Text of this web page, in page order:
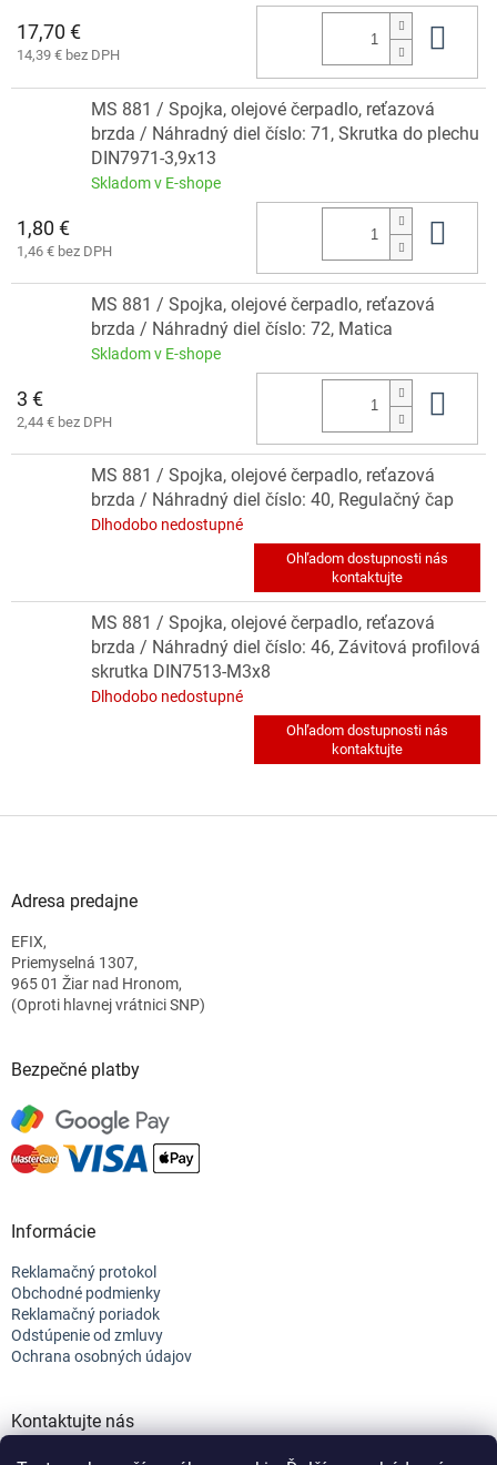
17,70 €
14,39 € bez DPH
MS 881 / Spojka, olejové čerpadlo, reťazová
brzda / Náhradný diel číslo: 71, Skrutka do plechu
DIN7971-3,9x13
Skladom v E-shope
1,80 €
1,46 € bez DPH
MS 881 / Spojka, olejové čerpadlo, reťazová
brzda / Náhradný diel číslo: 72, Matica
Skladom v E-shope
3 €
2,44 € bez DPH
MS 881 / Spojka, olejové čerpadlo, reťazová
brzda / Náhradný diel číslo: 40, Regulačný čap
Dlhodobo nedostupné
MS 881 / Spojka, olejové čerpadlo, reťazová
brzda / Náhradný diel číslo: 46, Závitová profilová
skrutka DIN7513-M3x8
Dlhodobo nedostupné
Adresa predajne
EFIX,
Priemyselná 1307,
965 01 Žiar nad Hronom,
(Oproti hlavnej vrátnici SNP)
Bezpečné platby
Informácie
Reklamačný protokol
Obchodné podmienky
Reklamačný poriadok
Odstúpenie od zmluvy
Ochrana osobných údajov
Kontaktujte nás